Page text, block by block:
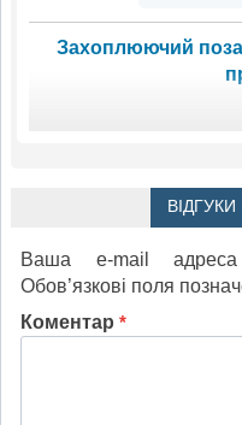
Захоплюючий
Ваша e-mail адреса
Обов’язкові поля
Коментар *